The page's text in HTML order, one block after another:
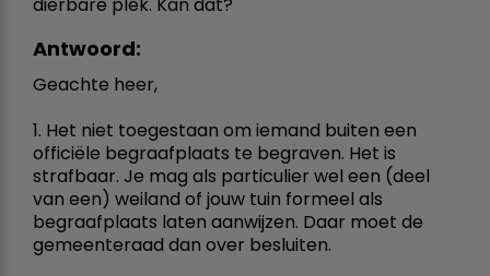
Antwoord:
Geachte heer,
1. Het niet toegestaan om iemand buiten een
officiële begraafplaats te begraven. Het is
strafbaar. Je mag als particulier wel een (deel
van een) weiland of jouw tuin formeel als
begraafplaats laten aanwijzen. Daar moet de
gemeenteraad dan over besluiten.